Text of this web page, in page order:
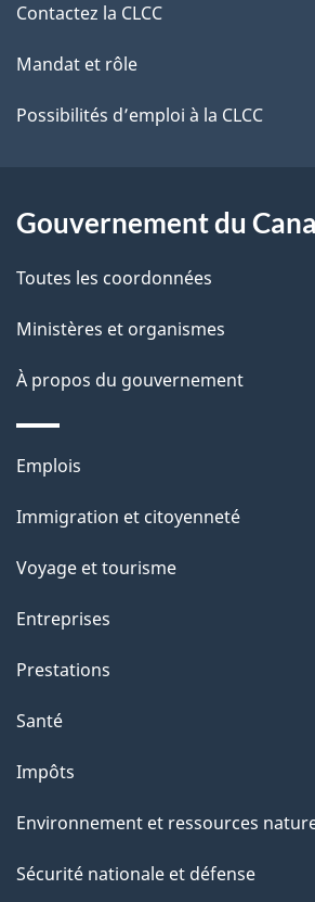
s
d
e
a
p
a
g
e
ce
site
Contactez la CLCC
Mandat et rôle
Possibilités d’emploi à la CLCC
Gouvernement du
Toutes les coordonnées
Ministères et organismes
À propos du gouvernement
Thèmes
sujets
Emplois
Immigration et citoyenneté
Voyage et tourisme
Entreprises
Prestations
Santé
Impôts
Environnement et ressources
Sécurité nationale et défense